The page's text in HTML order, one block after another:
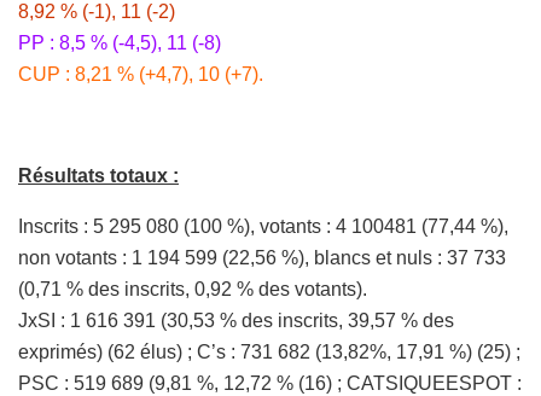
8,92 % (-1), 11 (-2)
PP : 8,5 % (-4,5), 11 (-8)
CUP : 8,21 % (+4,7), 10 (+7).
Résultats totaux :
Inscrits : 5 295 080 (100 %), votants : 4 100481 (77,44 %),
non votants : 1 194 599 (22,56 %), blancs et nuls : 37 733
(0,71 % des inscrits, 0,92 % des votants).
JxSI : 1 616 391 (30,53 % des inscrits, 39,57 % des
exprimés) (62 élus) ; C’s : 731 682 (13,82%, 17,91 %) (25) ;
PSC : 519 689 (9,81 %, 12,72 % (16) ; CATSIQUEESPOT :